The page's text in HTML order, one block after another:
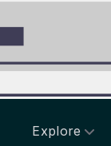
Explore